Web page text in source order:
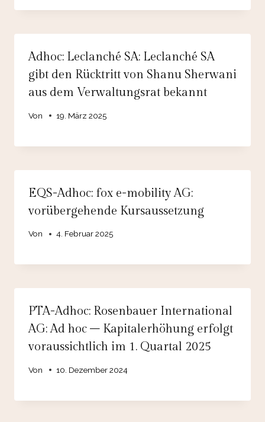
Adhoc: Leclanché SA: Leclanché SA
gibt den Rücktritt von Shanu Sherwani
aus dem Verwaltungsrat bekannt
Von 19. März 2025
EQS-Adhoc: fox e-mobility AG:
vorübergehende Kursaussetzung
Von 4. Februar 2025
PTA-Adhoc: Rosenbauer International
AG: Ad hoc – Kapitalerhöhung erfolgt
voraussichtlich im 1. Quartal 2025
Von 10. Dezember 2024